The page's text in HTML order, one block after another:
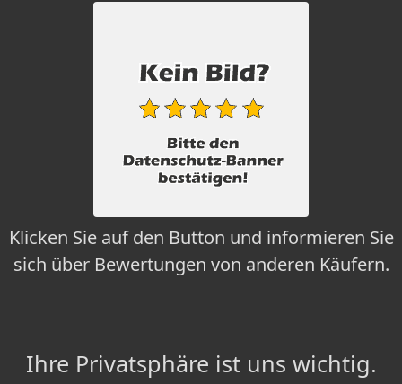
Klicken Sie auf den Button und informieren Sie
sich über Bewertungen von anderen Käufern.
Ihre Privatsphäre ist uns wichtig.